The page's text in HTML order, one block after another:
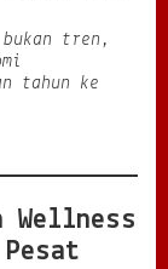
tren,
tahun ke
Wellness